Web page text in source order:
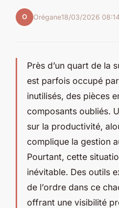
O Orégane18/03/2026
Près d’un quart de la
est parfois occupé
inutilisés, des pièces
composants oubliés.
sur la productivité,
complique la gestion
Pourtant, cette
inévitable. Des outils
de l’ordre dans ce
offrant une visibilité